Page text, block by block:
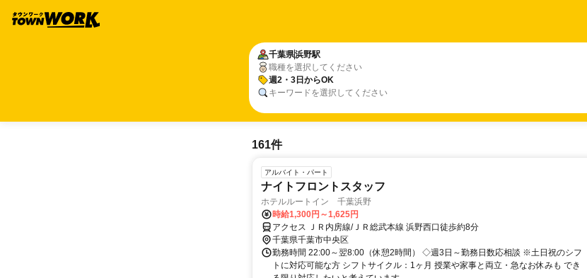
千葉県浜野駅
職種を選択してください
週2・3日からOK
キーワードを選択してください
161件
アルバイト・パート
ナイトフロントスタッフ
ホテルルートイン 千葉浜野
時給1,300円～1,625円
アクセス ＪＲ内房線/ＪＲ総武本線 浜野西口徒歩約8分
千葉県千葉市中央区
勤務時間 22:00～翌8:00（休憩2時間） ◇週3日～勤務日数応相談 ※土日祝のシフ
トに対応可能な方 シフトサイクル：1ヶ月 授業や家事と両立・急なお休みも でき